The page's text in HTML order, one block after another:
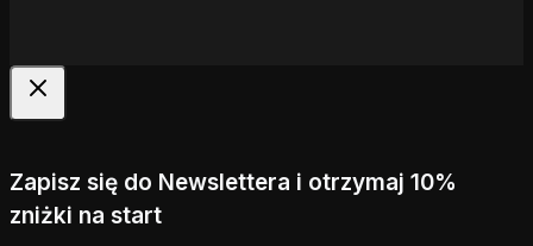
Zapisz się do Newslettera i otrzymaj 10%
zniżki na start